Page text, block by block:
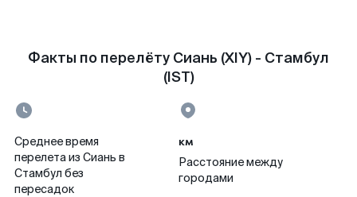
Факты по перелёту Сиань (XIY) - Стамбул
(IST)
Среднее время
перелета из Сиань в
Стамбул без
пересадок
км
Расстояние между
городами